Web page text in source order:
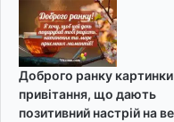
Доброго ранку
привітання, що дають
позитивний настрій на